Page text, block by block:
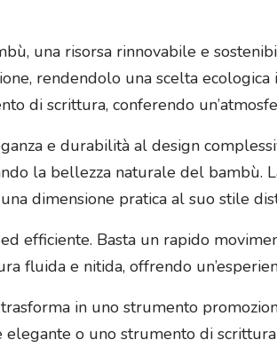
una risorsa rinnovabile e
rendendolo una scelta
di scrittura, conferendo
e durabilità al design
la bellezza naturale del bambù.
dimensione pratica al suo stile
efficiente. Basta un rapido
fluida e nitida, offrendo
in uno strumento
o uno strumento di